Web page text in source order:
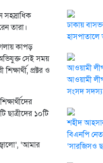
সহস্রাধিক
তারা।
কাপড়
অভিযুক্ত সেই সময়
প্রক্টর ও
ছাত্রীদের ১০টি
‘আমার
ঢাকায়
হাসপাতালে
আওয়ামী
আওয়ামী
সংসদ সদস্য
শহীদ
বিএনপি
‘সারজিসও